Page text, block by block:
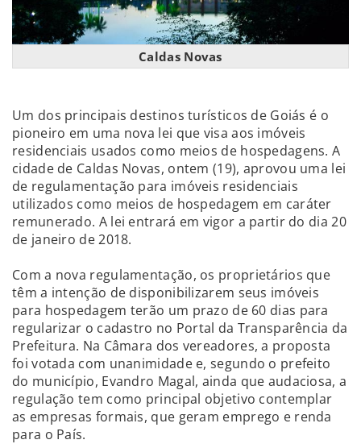
Caldas Novas
Um dos principais destinos turísticos de Goiás é o
pioneiro em uma nova lei que visa aos imóveis
residenciais usados como meios de hospedagens. A
cidade de Caldas Novas, ontem (19), aprovou uma lei
de regulamentação para imóveis residenciais
utilizados como meios de hospedagem em caráter
remunerado. A lei entrará em vigor a partir do dia 20
de janeiro de 2018.
Com a nova regulamentação, os proprietários que
têm a intenção de disponibilizarem seus imóveis
para hospedagem terão um prazo de 60 dias para
regularizar o cadastro no Portal da Transparência da
Prefeitura. Na Câmara dos vereadores, a proposta
foi votada com unanimidade e, segundo o prefeito
do município, Evandro Magal, ainda que audaciosa, a
regulação tem como principal objetivo contemplar
as empresas formais, que geram emprego e renda
para o País.